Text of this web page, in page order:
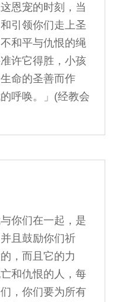
恩宠的时刻，当
引领你们走上圣
和平与仇恨的绳
许它得胜，小孩
命的圣善而作
呼唤。」(经教会
你们在一起，是
且鼓励你们祈
，而且它的力
和仇恨的人，每
，你们要为所有